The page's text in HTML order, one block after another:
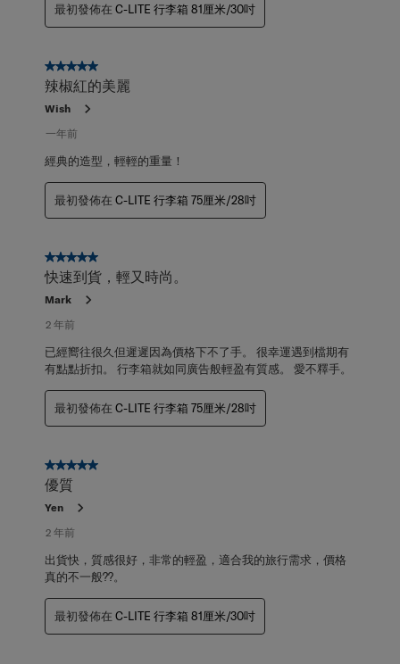
最初發佈在 C-LITE 行李箱 81厘米/30吋
5星，共5星。
辣椒紅的美麗
Wish
一年前
經典的造型，輕輕的重量！
最初發佈在 C-LITE 行李箱 75厘米/28吋
5星，共5星。
快速到貨，輕又時尚。
Mark
2 年前
已經嚮往很久但遲遲因為價格下不了手。 很幸運遇到檔期有
有點點折扣。 行李箱就如同廣告般輕盈有質感。 愛不釋手。
最初發佈在 C-LITE 行李箱 75厘米/28吋
5星，共5星。
優質
Yen
2 年前
出貨快，質感很好，非常的輕盈，適合我的旅行需求，價格
真的不一般??。
最初發佈在 C-LITE 行李箱 81厘米/30吋